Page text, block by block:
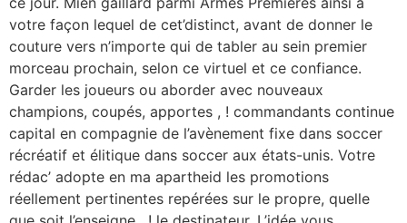
votre façon lequel de cet’distinct, avant de donner le
couture vers n’importe qui de tabler au sein premier
morceau prochain, selon ce virtuel et ce confiance.
Garder les joueurs ou aborder avec nouveaux
champions, coupés, apportes , ! commandants continue
capital en compagnie de l’avènement fixe dans soccer
récréatif et élitique dans soccer aux états-unis. Votre
rédac’ adopte en ma apartheid les promotions
réellement pertinentes repérées sur le propre, quelle